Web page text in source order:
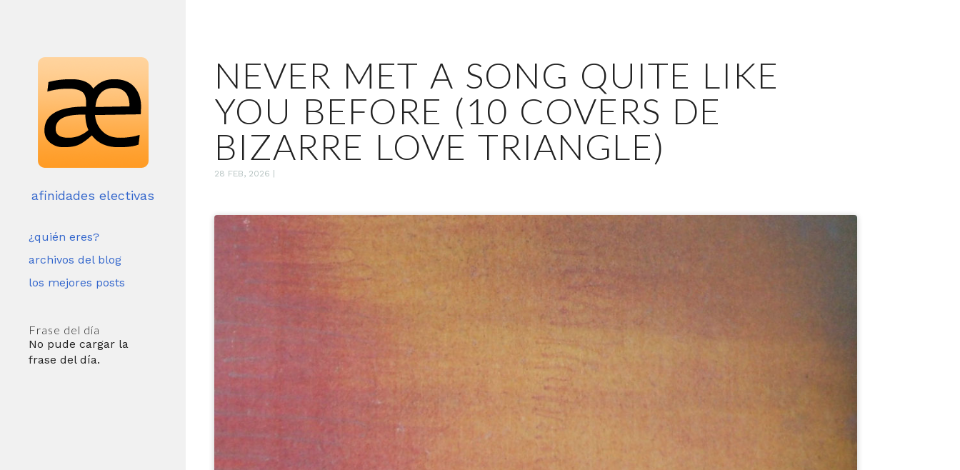
afinidades electivas
¿quién eres?
archivos del blog
los mejores posts
Frase del día
No pude cargar la
frase del día.
NEVER MET A SONG QUITE LIKE
YOU BEFORE (10 COVERS DE
BIZARRE LOVE TRIANGLE)
28 FEB, 2026